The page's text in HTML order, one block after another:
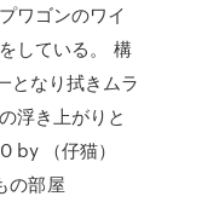
ワゴンのワイ
している。 構
となり拭きムラ
浮き上がりと
by （仔猫）
の部屋